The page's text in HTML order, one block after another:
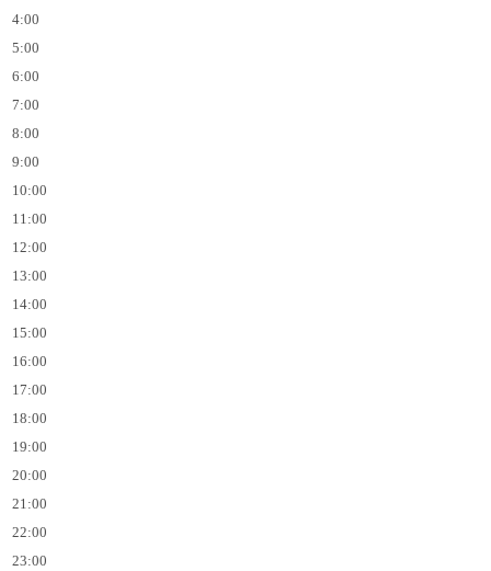
4:00
5:00
6:00
7:00
8:00
9:00
10:00
11:00
12:00
13:00
14:00
15:00
16:00
17:00
18:00
19:00
20:00
21:00
22:00
23:00